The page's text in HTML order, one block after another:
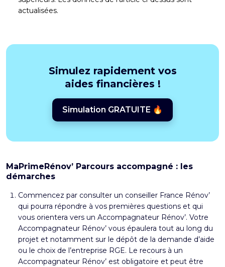
actualisées.
Simulez rapidement vos
aides financières !
Simulation GRATUITE 🔥
MaPrimeRénov’ Parcours accompagné : les
démarches
Commencez par consulter un conseiller France Rénov’
qui pourra répondre à vos premières questions et qui
vous orientera vers un Accompagnateur Rénov’. Votre
Accompagnateur Rénov’ vous épaulera tout au long du
projet et notamment sur le dépôt de la demande d’aide
ou le choix de l’entreprise RGE. Le recours à un
Accompagnateur Rénov’ est obligatoire et peut être